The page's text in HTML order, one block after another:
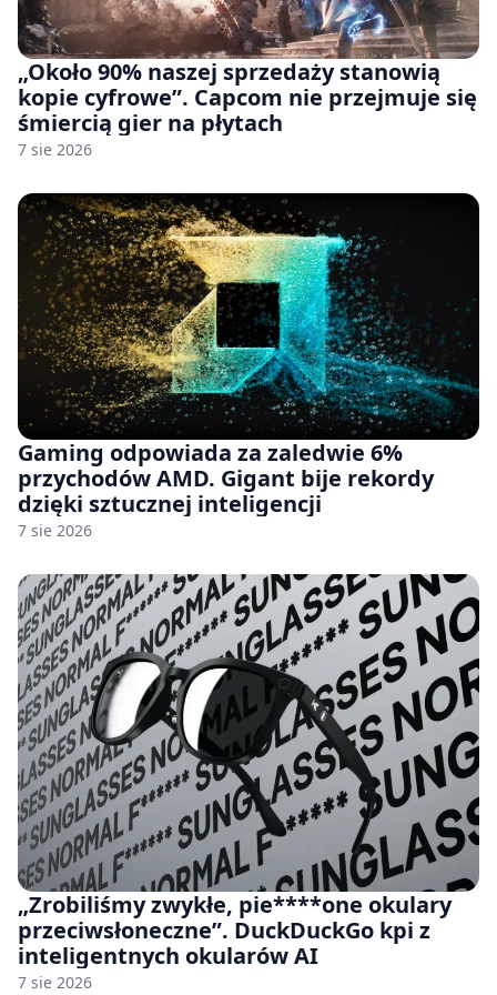
„Około 90% naszej sprzedaży stanowią
kopie cyfrowe”. Capcom nie przejmuje się
śmiercią gier na płytach
7 sie 2026
Gaming odpowiada za zaledwie 6%
przychodów AMD. Gigant bije rekordy
dzięki sztucznej inteligencji
7 sie 2026
„Zrobiliśmy zwykłe, pie****one okulary
przeciwsłoneczne”. DuckDuckGo kpi z
inteligentnych okularów AI
7 sie 2026